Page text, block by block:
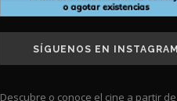
SÍGUENOS EN INSTAGRAM
Descubre o conoce el cine a partir de